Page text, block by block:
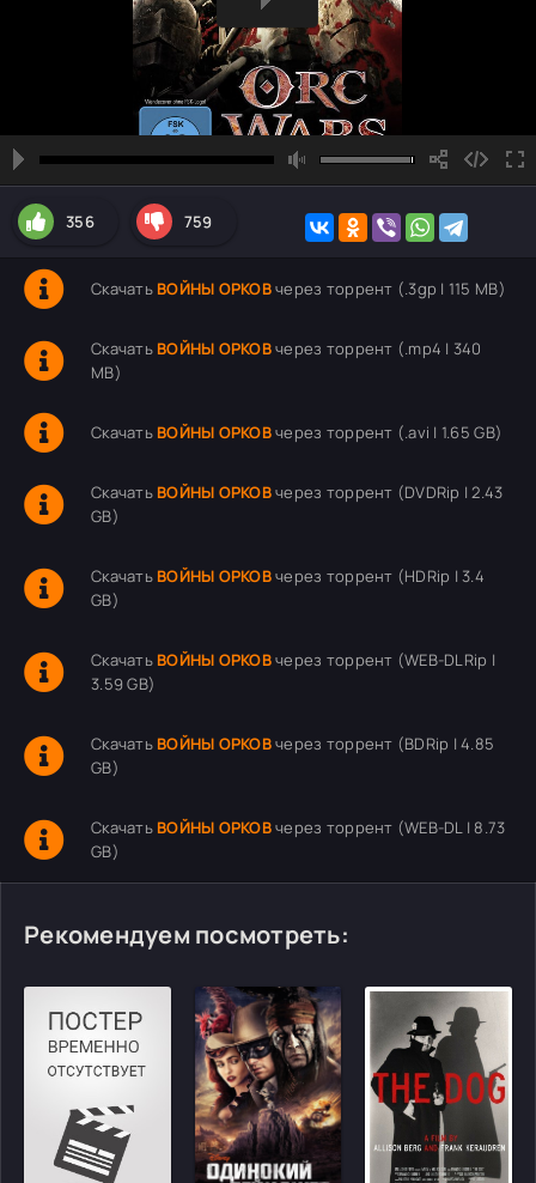
356 759
Скачать ВОЙНЫ ОРКОВчерез торрент (.3gp | 115 MB)
Скачать ВОЙНЫ ОРКОВчерез торрент (.mp4 | 340
MB)
Скачать ВОЙНЫ ОРКОВчерез торрент (.avi | 1.65 GB)
Скачать ВОЙНЫ ОРКОВчерез торрент (DVDRip | 2.43
GB)
Скачать ВОЙНЫ ОРКОВчерез торрент (HDRip | 3.4
GB)
Скачать ВОЙНЫ ОРКОВчерез торрент (WEB-DLRip |
3.59 GB)
Скачать ВОЙНЫ ОРКОВчерез торрент (BDRip | 4.85
GB)
Скачать ВОЙНЫ ОРКОВчерез торрент (WEB-DL | 8.73
GB)
Рекомендуем посмотреть: